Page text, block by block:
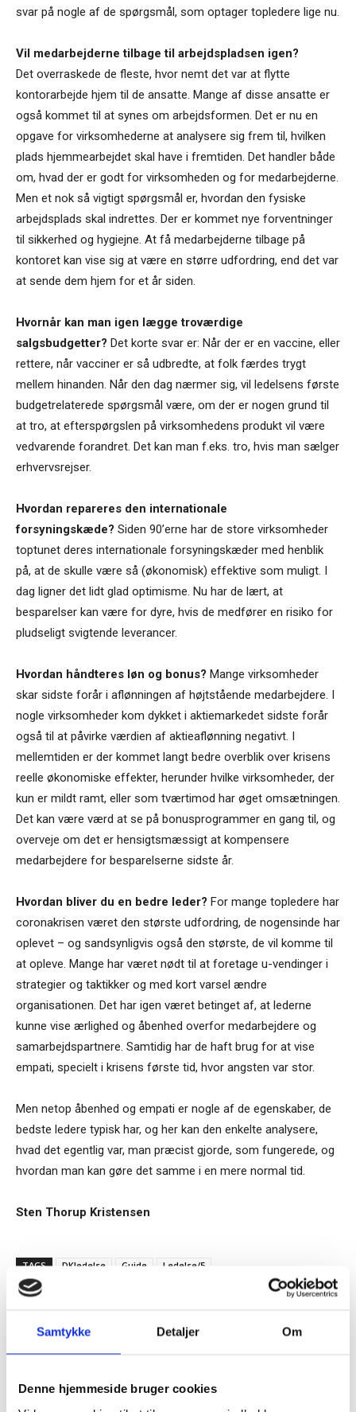
Samtykke Detaljer Om
Denne hjemmeside bruger cookies
svar på nogle af de spørgsmål, som optager topledere lige nu.
Vil medarbejderne tilbage til arbejdspladsen igen?
Det overraskede de fleste, hvor nemt det var at flytte
kontorarbejde hjem til de ansatte. Mange af disse ansatte er
også kommet til at synes om arbejdsformen. Det er nu en
opgave for virksomhederne at analysere sig frem til, hvilken
plads hjemmearbejdet skal have i fremtiden. Det handler både
om, hvad der er godt for virksomheden og for medarbejderne.
Men et nok så vigtigt spørgsmål er, hvordan den fysiske
arbejdsplads skal indrettes. Der er kommet nye forventninger
til sikkerhed og hygiejne. At få medarbejderne tilbage på
kontoret kan vise sig at være en større udfordring, end det var
at sende dem hjem for et år siden.
Hvornår kan man igen lægge troværdige
salgsbudgetter? Det korte svar er: Når der er en vaccine, eller
rettere, når vacciner er så udbredte, at folk færdes trygt
mellem hinanden. Når den dag nærmer sig, vil ledelsens første
budgetrelaterede spørgsmål være, om der er nogen grund til
at tro, at efterspørgslen på virksomhedens produkt vil være
vedvarende forandret. Det kan man f.eks. tro, hvis man sælger
erhvervsrejser.
Hvordan repareres den internationale
forsyningskæde? Siden 90’erne har de store virksomheder
toptunet deres internationale forsyningskæder med henblik
på, at de skulle være så (økonomisk) effektive som muligt. I
dag ligner det lidt glad optimisme. Nu har de lært, at
besparelser kan være for dyre, hvis de medfører en risiko for
pludseligt svigtende leverancer.
Hvordan håndteres løn og bonus? Mange virksomheder
skar sidste forår i aflønningen af højtstående medarbejdere. I
nogle virksomheder kom dykket i aktiemarkedet sidste forår
også til at påvirke værdien af aktieaflønning negativt. I
mellemtiden er der kommet langt bedre overblik over krisens
reelle økonomiske effekter, herunder hvilke virksomheder, der
kun er mildt ramt, eller som tværtimod har øget omsætningen.
Det kan være værd at se på bonusprogrammer en gang til, og
overveje om det er hensigtsmæssigt at kompensere
medarbejdere for besparelserne sidste år.
Hvordan bliver du en bedre leder? For mange topledere har
coronakrisen været den største udfordring, de nogensinde har
oplevet – og sandsynligvis også den største, de vil komme til
at opleve. Mange har været nødt til at foretage u-vendinger i
strategier og taktikker og med kort varsel ændre
organisationen. Det har igen været betinget af, at lederne
kunne vise ærlighed og åbenhed overfor medarbejdere og
samarbejdspartnere. Samtidig har de haft brug for at vise
empati, specielt i krisens første tid, hvor angsten var stor.
Men netop åbenhed og empati er nogle af de egenskaber, de
bedste ledere typisk har, og her kan den enkelte analysere,
hvad det egentlig var, man præcist gjorde, som fungerede, og
hvordan man kan gøre det samme i en mere normal tid.
Sten Thorup Kristensen
TAGS DKledelse Guide Ledelse/5
RELATEREDE ARTIKLER
Tilmeld dig vores
nyhedsbrev